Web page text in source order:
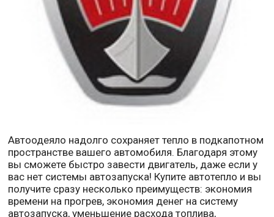
Автоодеяло надолго сохраняет тепло в подкапотном
пространстве вашего автомобиля. Благодаря этому
вы сможете быстро завести двигатель, даже если у
вас нет системы автозапуска! Купите автотепло и вы
получите сразу несколько преимуществ: экономия
времени на прогрев, экономия денег на систему
автозапуска, уменьшение расхода топлива,